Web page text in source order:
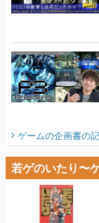
ゲームの企画書の
若ゲのいたり〜